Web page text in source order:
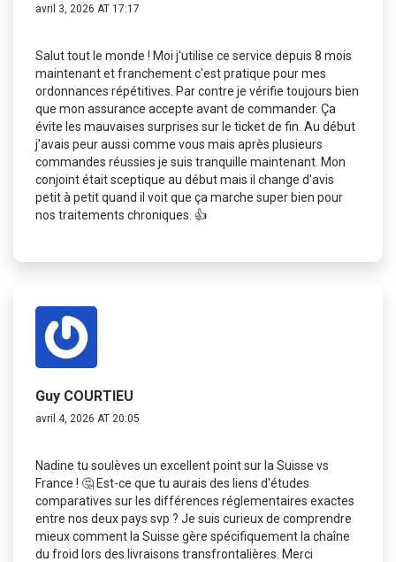
avril 3, 2026 AT 17:17
Salut tout le monde ! Moi j'utilise ce service depuis 8 mois
maintenant et franchement c'est pratique pour mes
ordonnances répétitives. Par contre je vérifie toujours bien
que mon assurance accepte avant de commander. Ça
évite les mauvaises surprises sur le ticket de fin. Au début
j'avais peur aussi comme vous mais après plusieurs
commandes réussies je suis tranquille maintenant. Mon
conjoint était sceptique au début mais il change d'avis
petit à petit quand il voit que ça marche super bien pour
nos traitements chroniques. 👍
Guy COURTIEU
avril 4, 2026 AT 20:05
Nadine tu soulèves un excellent point sur la Suisse vs
France ! 🤔 Est-ce que tu aurais des liens d'études
comparatives sur les différences réglementaires exactes
entre nos deux pays svp ? Je suis curieux de comprendre
mieux comment la Suisse gère spécifiquement la chaîne
du froid lors des livraisons transfrontalières. Merci